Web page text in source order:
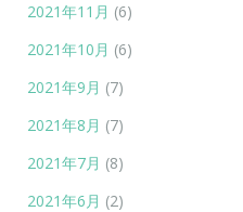
2021年11月 (6)
2021年10月 (6)
2021年9月 (7)
2021年8月 (7)
2021年7月 (8)
2021年6月 (2)